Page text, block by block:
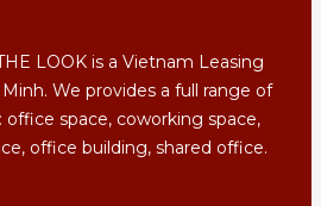
LOOK is a Vietnam Leasing
We provides a full range of
space, coworking space,
office building, shared office.